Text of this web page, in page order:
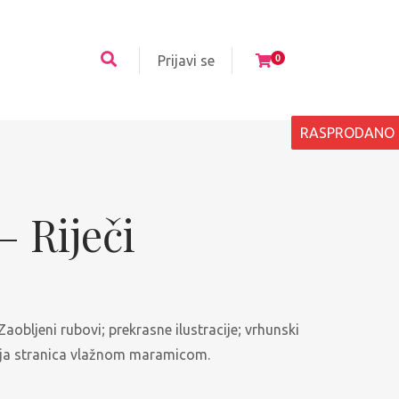
Prijavi se 0
RASPRODANO
Riječi
rubovi; prekrasne ilustracije; vrhunski
stranica vlažnom maramicom.